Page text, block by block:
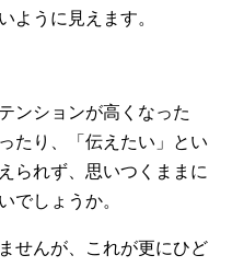
ように見えます。
ンションが高くなった
たり、「伝えたい」とい
られず、思いつくままに
でしょうか。
せんが、これが更にひど